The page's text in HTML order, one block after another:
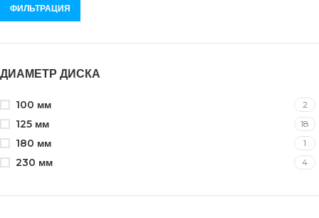
ФИЛЬТРАЦИЯ
ДИАМЕТР ДИСКА
100 мм 2
125 мм 18
180 мм 1
230 мм 4